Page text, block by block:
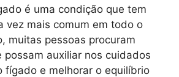
é uma condição que tem
vez mais comum em todo o
muitas pessoas procuram
possam auxiliar nos cuidados
fígado e melhorar o equilíbrio